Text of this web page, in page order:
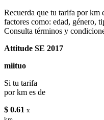
Recuerda que tu tarifa por km
factores como: edad, género,
Consulta términos y
Attitude SE 2017
miituo
Si tu tarifa
por km es de
$ 0.61 x